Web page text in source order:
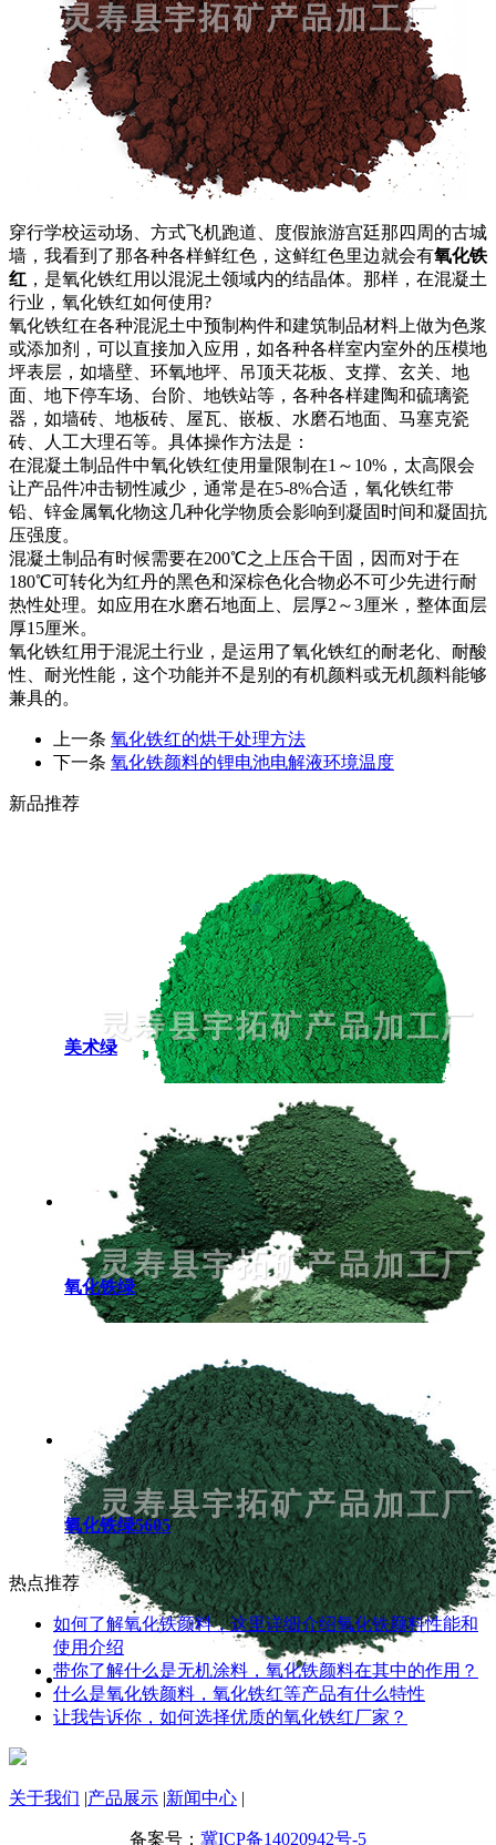
穿行学校运动场、方式飞机跑道、度假旅游宫廷那四周的古城
墙，我看到了那各种各样鲜红色，这鲜红色里边就会有氧化铁
红 ，是氧化铁红用以混泥土领域内的结晶体。那样，在混凝土
行业，氧化铁红如何使用?
氧化铁红在各种混泥土中预制构件和建筑制品材料上做为色浆
或添加剂，可以直接加入应用，如各种各样室内室外的压模地
坪表层，如墙壁、环氧地坪、吊顶天花板、支撑、玄关、地
面、地下停车场、台阶、地铁站等，各种各样建陶和硫璃瓷
器，如墙砖、地板砖、屋瓦、嵌板、水磨石地面、马塞克瓷
砖、人工大理石等。具体操作方法是：
在混凝土制品件中氧化铁红使用量限制在1～10%，太高限会
让产品件冲击韧性减少，通常是在5-8%合适，氧化铁红带
铅、锌金属氧化物这几种化学物质会影响到凝固时间和凝固抗
压强度。
混凝土制品有时候需要在200℃之上压合干固，因而对于在
180℃可转化为红丹的黑色和深棕色化合物必不可少先进行耐
热性处理。如应用在水磨石地面上、层厚2～3厘米，整体面层
厚15厘米。
氧化铁红用于混泥土行业，是运用了氧化铁红的耐老化、耐酸
性、耐光性能，这个功能并不是别的有机颜料或无机颜料能够
兼具的。
上一条 氧化铁红的烘干处理方法
下一条 氧化铁颜料的锂电池电解液环境温度
新品推荐
美术绿
氧化铁绿
氧化铁绿5605
热点推荐
如何了解氧化铁颜料，这里详细介绍氧化铁颜料性能和
使用介绍
带你了解什么是无机涂料，氧化铁颜料在其中的作用？
什么是氧化铁颜料，氧化铁红等产品有什么特性
让我告诉你，如何选择优质的氧化铁红厂家？
关于我们 产品展示 新闻中心
备案号： 冀ICP备14020942号-5